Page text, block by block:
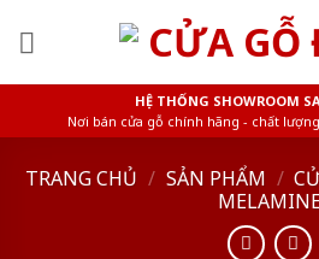
HỆ THỐNG SHOWROOM
Nơi bán cửa gỗ chính hãng - chất
TRANG CHỦ / SẢN PHẨM /